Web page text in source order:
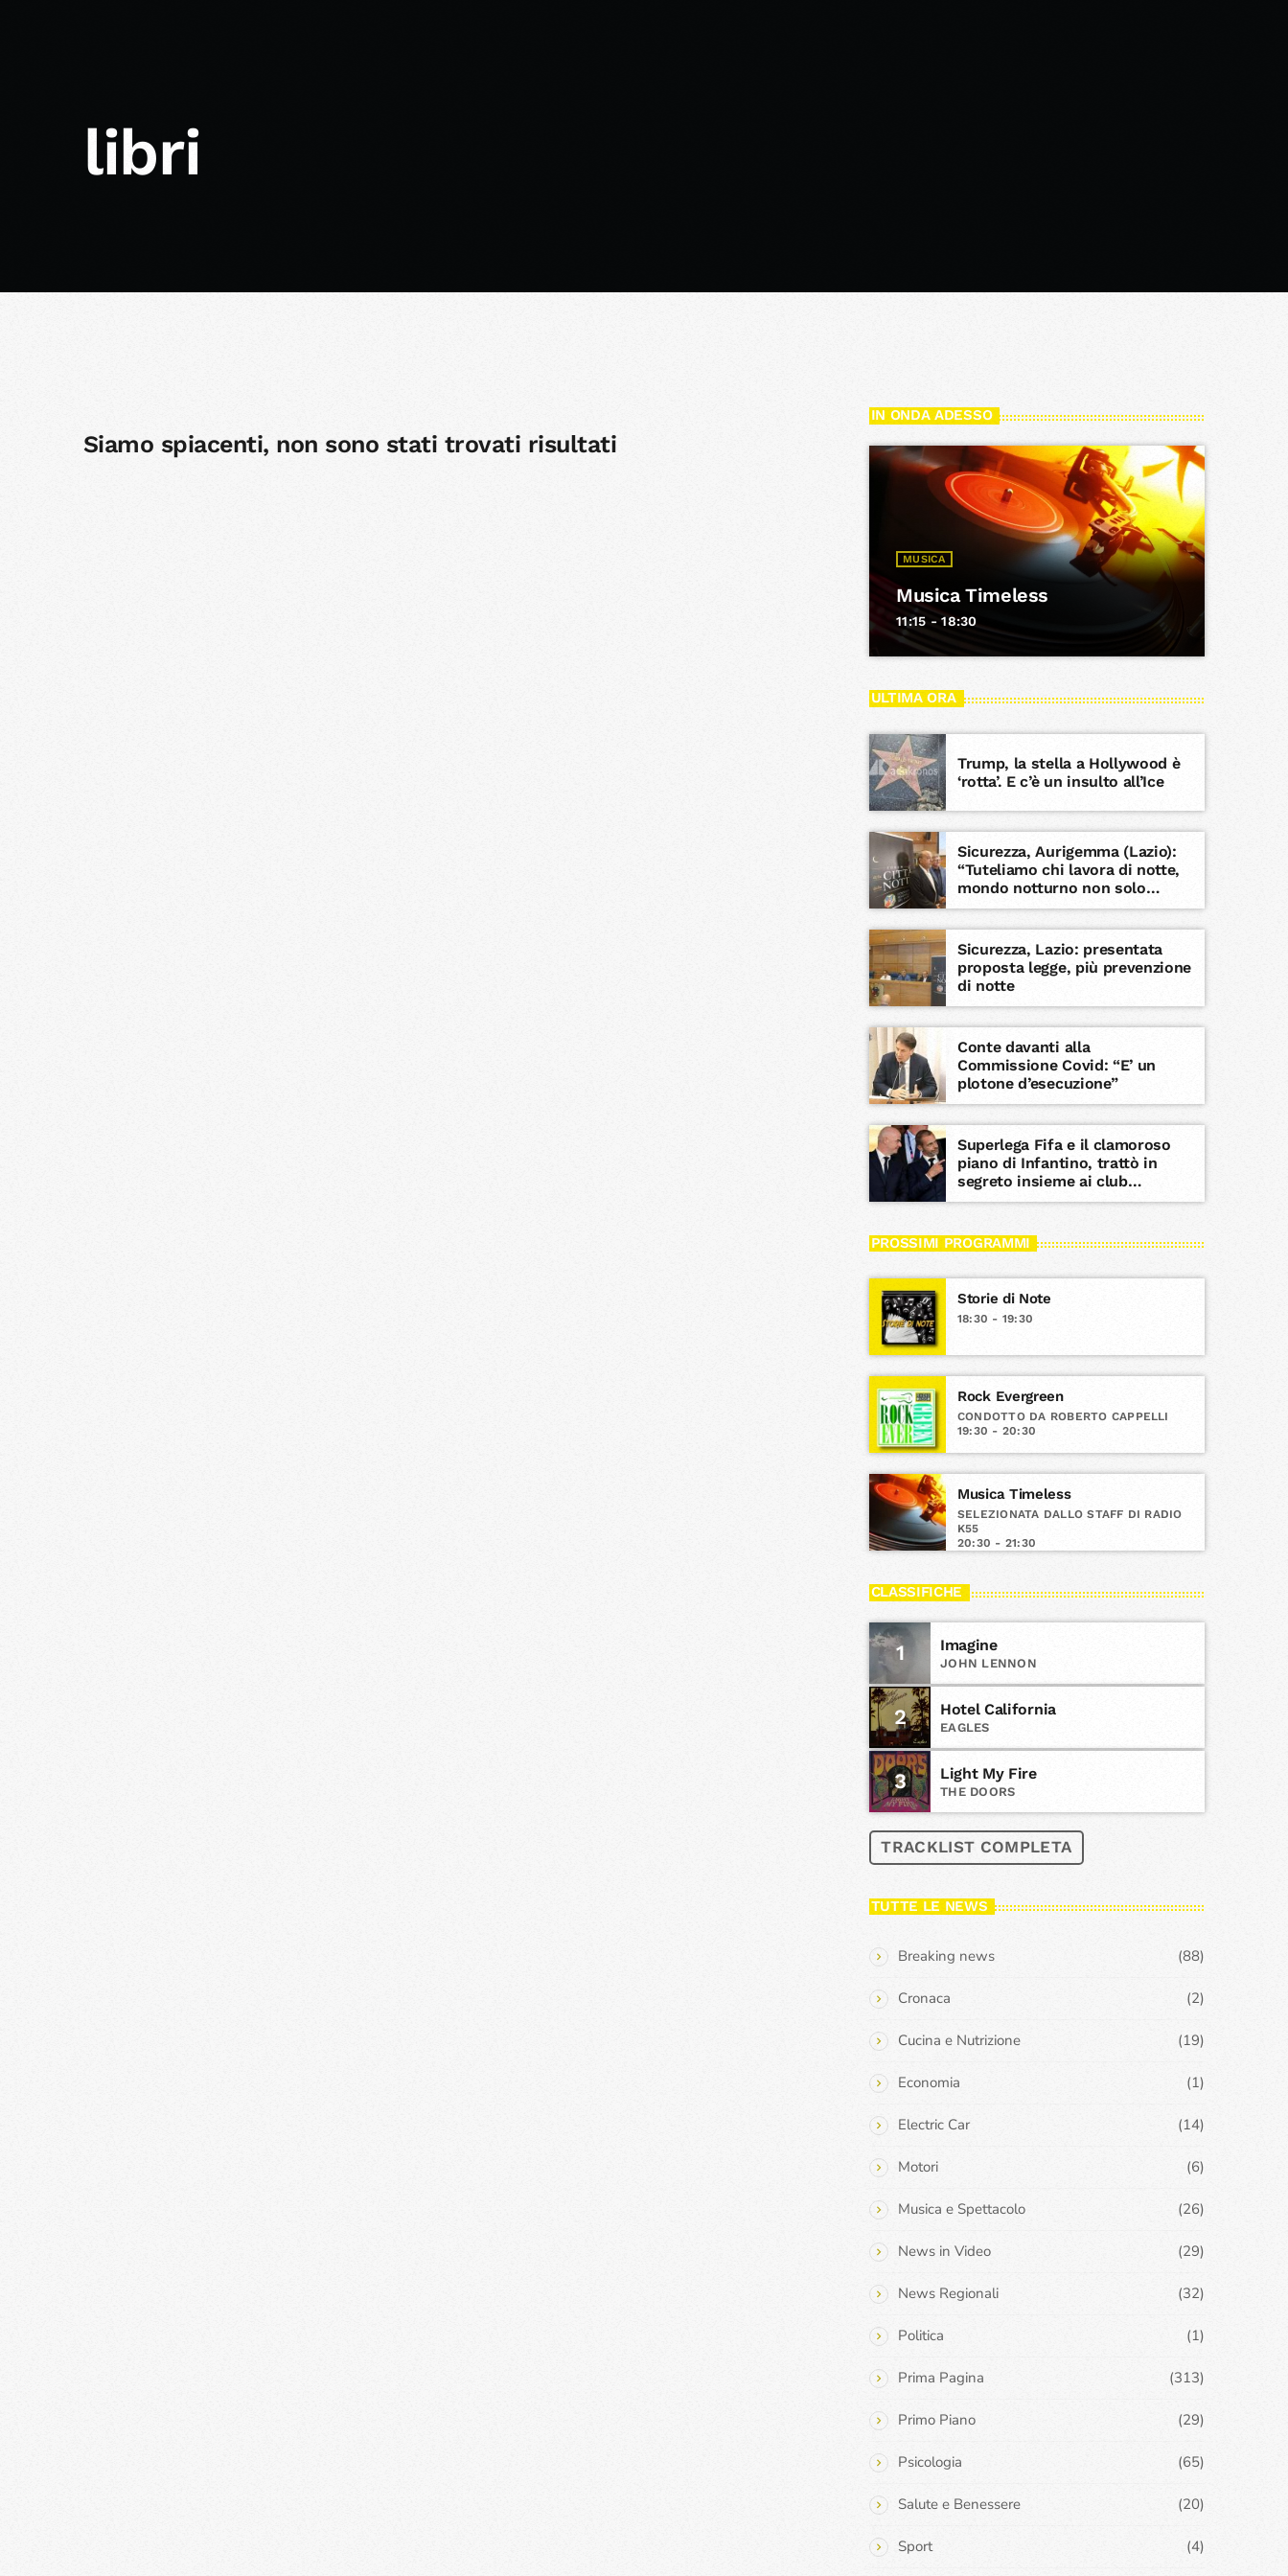
libri
Siamo spiacenti, non sono stati trovati risultati
IN ONDA ADESSO
MUSICA
Musica Timeless
11:15 - 18:30
ULTIMA ORA
Trump, la stella a Hollywood è
‘rotta’. E c’è un insulto all’Ice
Sicurezza, Aurigemma (Lazio):
“Tuteliamo chi lavora di notte,
mondo notturno non solo
movida”
Sicurezza, Lazio: presentata
proposta legge, più prevenzione
di notte
Conte davanti alla
Commissione Covid: “E’ un
plotone d’esecuzione”
Superlega Fifa e il clamoroso
piano di Infantino, trattò in
segreto insieme ai club
fondatori
PROSSIMI PROGRAMMI
Storie di Note
18:30 - 19:30
Rock Evergreen
CONDOTTO DA ROBERTO CAPPELLI
19:30 - 20:30
Musica Timeless
SELEZIONATA DALLO STAFF DI RADIO
K55
20:30 - 21:30
CLASSIFICHE
1 Imagine
JOHN LENNON
2 Hotel California
EAGLES
3 Light My Fire
THE DOORS
TRACKLIST COMPLETA
TUTTE LE NEWS
Breaking news (88)
Cronaca (2)
Cucina e Nutrizione (19)
Economia (1)
Electric Car (14)
Motori (6)
Musica e Spettacolo (26)
News in Video (29)
News Regionali (32)
Politica (1)
Prima Pagina (313)
Primo Piano (29)
Psicologia (65)
Salute e Benessere (20)
Sport (4)